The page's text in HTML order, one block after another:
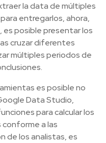
la data de múltiples
entregarlos, ahora,
es posible presentar los
cruzar diferentes
múltiples periodos de
es posible no
Data Studio,
para calcular los
a las
de los analistas, es